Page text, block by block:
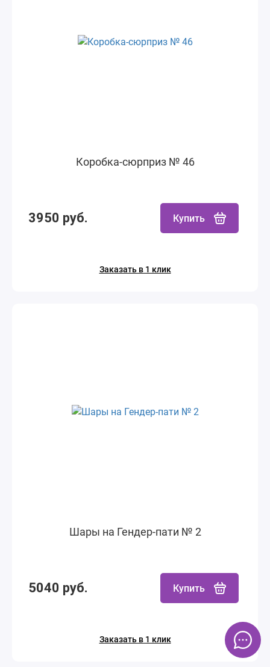
Коробка-сюрприз № 46
3950 руб. Купить
Заказать в 1 клик
Шары на Гендер-пати № 2
5040 руб. Купить
Заказать в 1 клик